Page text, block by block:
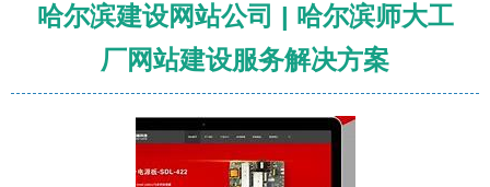
哈尔滨建设网站公司 | 哈尔滨师大工
厂网站建设服务解决方案